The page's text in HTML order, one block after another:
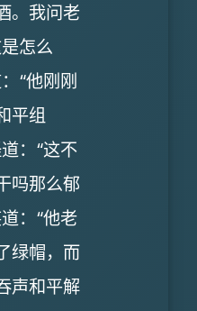
。我问老
怎么
“他刚刚
平组
：“这不
吗那么郁
：“他老
绿帽，而
声和平解